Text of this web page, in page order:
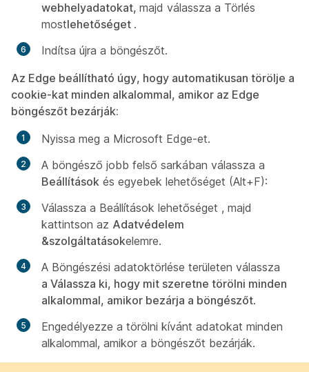
webhelyadatokat, majd válassza a Törlés
mostlehetőséget .
Indítsa újra a böngészőt.
Az Edge beállítható úgy, hogy automatikusan törölje a
cookie-kat minden alkalommal, amikor az Edge
böngészőt bezárják:
Nyissa meg a Microsoft Edge-et.
A böngésző jobb felső sarkában válassza a
Beállítások és egyebek lehetőséget (Alt+F):
Válassza a Beállítások lehetőséget , majd
kattintson az Adatvédelem
&szolgáltatásokelemre.
A Böngészési adatoktörlése területen válassza
a Válassza ki, hogy mit szeretne törölni minden
alkalommal, amikor bezárja a böngészőt.
Engedélyezze a törölni kívánt adatokat minden
alkalommal, amikor a böngészőt bezárják.